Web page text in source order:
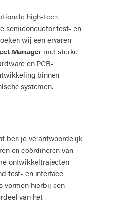
high-tech
semiconductor test- en
wij een ervaren
Manager met sterke
en PCB-
binnen
systemen.
ben je verantwoordelijk
en coördineren van
ontwikkeltrajecten
test- en interface
vormen hierbij een
van het